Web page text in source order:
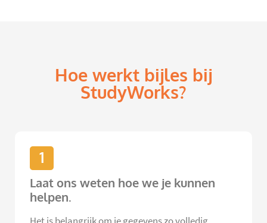
Hoe werkt bijles bij
StudyWorks?
1
Laat ons weten hoe we je kunnen
helpen.